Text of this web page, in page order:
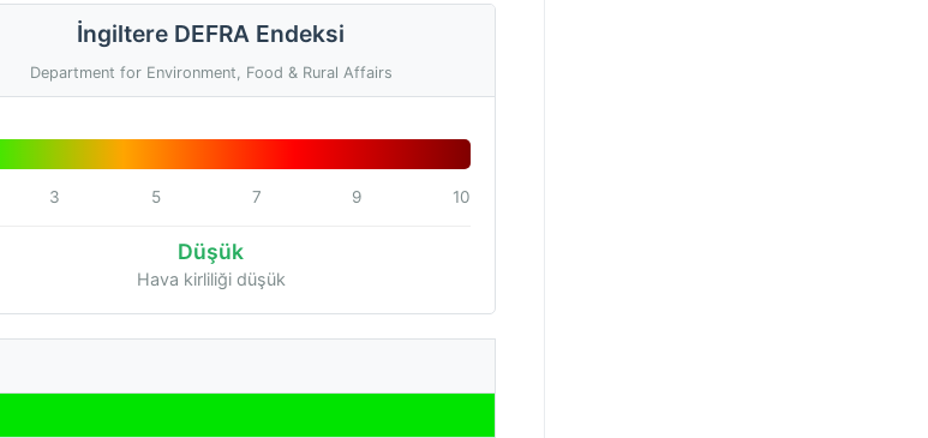
İngiltere DEFRA Endeksi
Department for Environment, Food & Rural Affairs
3 5 7 9 10
Düşük
Hava kirliliği düşük